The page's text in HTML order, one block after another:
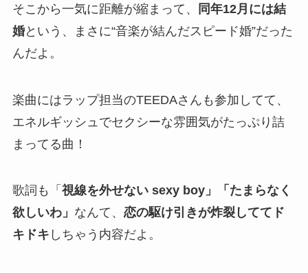
そこから一気に距離が縮まって、
同年12月には結
婚という、まさに“音楽が結んだスピード婚”だった
んだよ。
楽曲にはラップ担当のTEEDAさんも参加してて、
エネルギッシュでセクシーな雰囲気がたっぷり詰
まってる曲！
歌詞も「 視線を外せない sexy boy」「たまらなく
欲しいわ」 なんて、 恋の駆け引きが炸裂しててド
キドキ しちゃう内容だよ。